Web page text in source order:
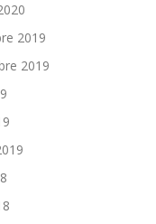
2019
2019